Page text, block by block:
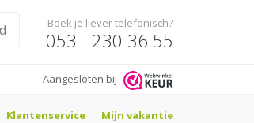
Boek je liever telefonisch?
053 - 230 36 55
Aangesloten bij
Klantenservice Mijn vakantie